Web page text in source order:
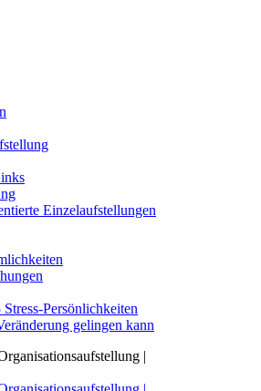
Einzelaufstellungen
Persönlichkeiten
gelingen kann